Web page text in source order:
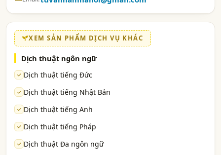
XEM SẢN PHẨM DỊCH VỤ KHÁC
Dịch thuật ngôn ngữ
Dịch thuật tiếng Đức
Dịch thuật tiếng Nhật Bản
Dịch thuật tiếng Anh
Dịch thuật tiếng Pháp
Dịch thuật Đa ngôn ngữ